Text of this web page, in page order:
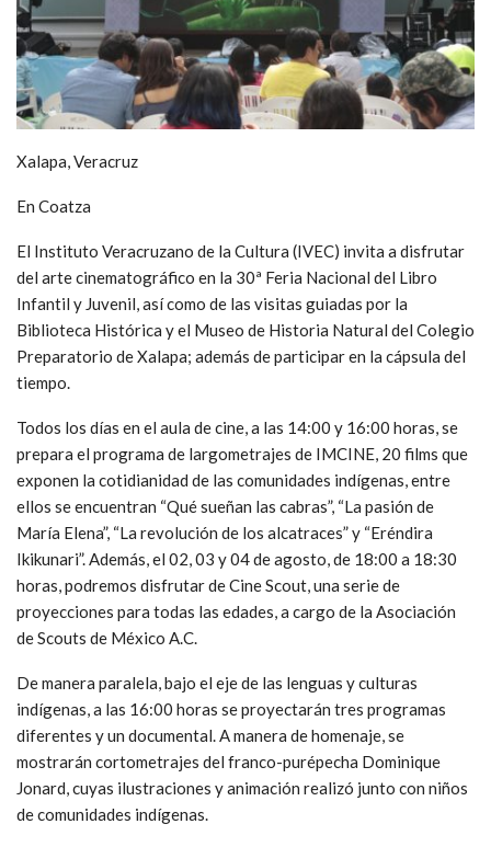
Xalapa, Veracruz
En Coatza
El Instituto Veracruzano de la Cultura (IVEC) invita a disfrutar
del arte cinematográfico en la 30ª Feria Nacional del Libro
Infantil y Juvenil, así como de las visitas guiadas por la
Biblioteca Histórica y el Museo de Historia Natural del Colegio
Preparatorio de Xalapa; además de participar en la cápsula del
tiempo.
Todos los días en el aula de cine, a las 14:00 y 16:00 horas, se
prepara el programa de largometrajes de IMCINE, 20 films que
exponen la cotidianidad de las comunidades indígenas, entre
ellos se encuentran “Qué sueñan las cabras”, “La pasión de
María Elena”, “La revolución de los alcatraces” y “Eréndira
Ikikunari”. Además, el 02, 03 y 04 de agosto, de 18:00 a 18:30
horas, podremos disfrutar de Cine Scout, una serie de
proyecciones para todas las edades, a cargo de la Asociación
de Scouts de México A.C.
De manera paralela, bajo el eje de las lenguas y culturas
indígenas, a las 16:00 horas se proyectarán tres programas
diferentes y un documental. A manera de homenaje, se
mostrarán cortometrajes del franco-purépecha Dominique
Jonard, cuyas ilustraciones y animación realizó junto con niños
de comunidades indígenas.